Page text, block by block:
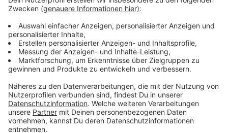
technischen und zeitlichen Aufwand verbunden, heißt
es beim Umweltbundesamt (UBA). Neben der
Einhaltung der Hygieneregeln sei daher auch
regelmäßiges Lüften über die Fenster in der Pandemie
besonders effizient. Wo die Belüftungsmöglichkeiten
unzureichend sind, könnten aber auch mobile
zum Beispiel - ergänzend zum Einsatz kommen.
Anzeige